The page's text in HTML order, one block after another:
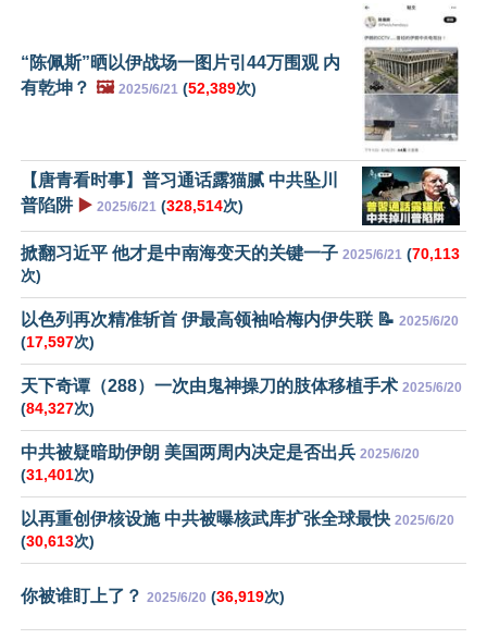
“陈佩斯”晒以伊战场一图片引44万围观 内
有乾坤？ 🖼️ 2025/6/21 (52,389次)
【唐青看时事】普习通话露猫腻 中共坠川
普陷阱 ▶️ 2025/6/21 (328,514次)
掀翻习近平 他才是中南海变天的关键一子 2025/6/21 (70,113
次)
以色列再次精准斩首 伊最高领袖哈梅内伊失联 📝 2025/6/20
(17,597次)
天下奇谭（288）一次由鬼神操刀的肢体移植手术 2025/6/20
(84,327次)
中共被疑暗助伊朗 美国两周内决定是否出兵 2025/6/20
(31,401次)
以再重创伊核设施 中共被曝核武库扩张全球最快 2025/6/20
(30,613次)
你被谁盯上了？ 2025/6/20 (36,919次)